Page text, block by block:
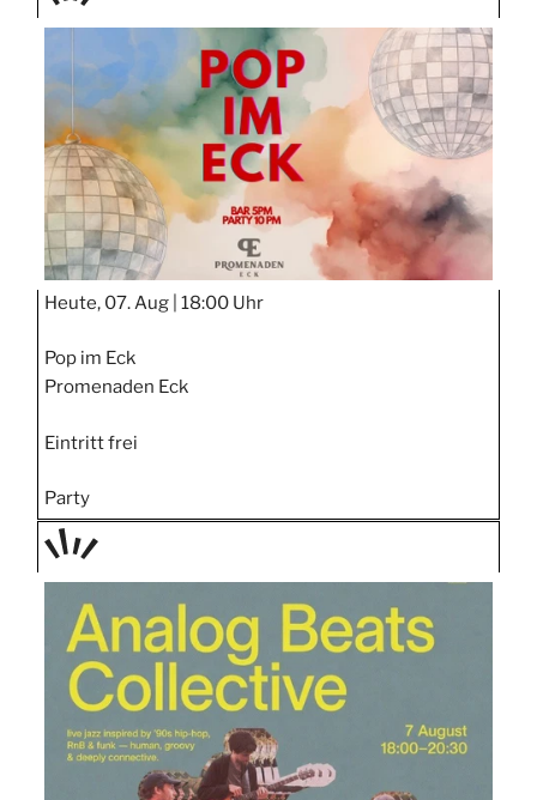
TAGE
Heute, 07. Aug | 18:00 Uhr
Pop im Eck
Promenaden Eck
Eintritt frei
Party
TAGE
STIPP